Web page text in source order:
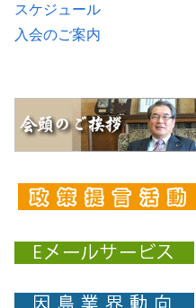
スケジュール
入会のご案内